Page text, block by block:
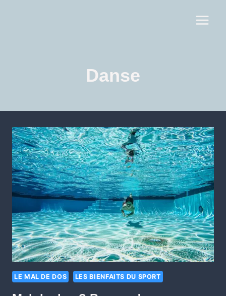
Danse
LE MAL DE DOS LES BIENFAITS DU SPORT